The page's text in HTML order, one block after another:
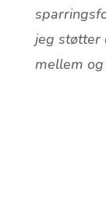
jeg støtter
mellem